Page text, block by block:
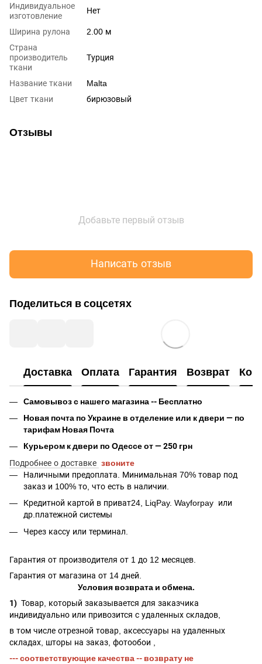
Индивидуальное
изготовление
Нет
Ширина рулона
2.00 м
Страна
производитель
ткани
Турция
Название ткани
Malta
Цвет ткани
бирюзовый
Отзывы
Добавьте первый отзыв
Написать отзыв
Поделиться в соцсетях
Доставка Оплата Гарантия Возврат
Самовывоз с нашего магазина -- Бесплатно
Новая почта по Украине в отделение или к двери — по
тарифам Новая Почта
Курьером к двери по Одессе от — 250 грн
Подробнее о доставке звоните
Наличными предоплата. Минимальная 70% товар под
заказ и 100% то, что есть в наличии.
Кредитной картой в приват24, LiqPay. Wayforpay или
др.платежной системы
Через кассу или терминал.
Гарантия от производителя от 1 до 12 месяцев.
Гарантия от магазина от 14 дней.
Условия возврата и обмена.
1) Товар, который заказывается для заказчика
индивидуально или привозится с удаленных складов,
в том числе отрезной товар, аксессуары на удаленных
складах, шторы на заказ, фотообои ,
--- соответствующие качества -- возврату не